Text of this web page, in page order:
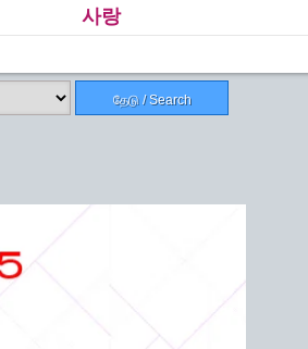
사랑
தேடு / Search